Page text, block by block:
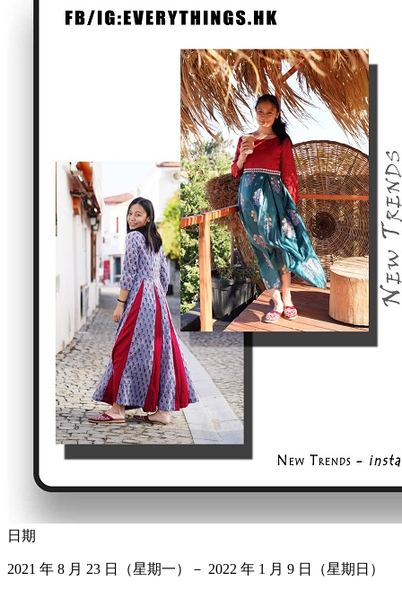
日期
2021 年 8 月 23 日（星期一）－ 2022 年 1 月 9 日（星期日）